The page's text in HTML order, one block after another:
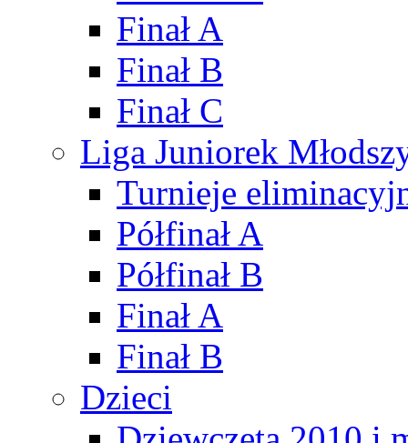
Finał A
Finał B
Finał C
Liga Juniorek
Turnieje
Półfinał A
Półfinał B
Finał A
Finał B
Dzieci